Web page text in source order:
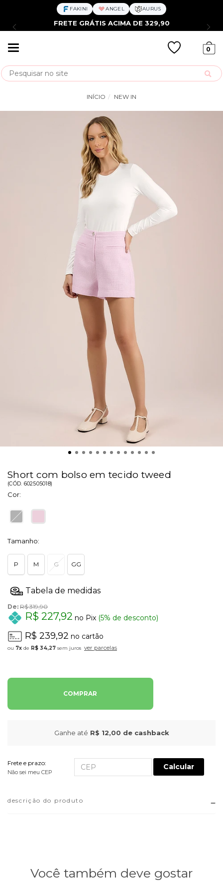
FAKINI ANGEL AURUS
FRETE GRÁTIS ACIMA DE 329,90
0
Busca
INÍCIO NEW IN
Short com bolso em tecido tweed
(CÓD. 602505018)
Cor:
Tamanho:
P M G GG
De: R$ 319,90
R$ 227,92 no Pix (5% de desconto)
R$ 239,92 no cartão
7x de R$ 34,27 sem juros ver parcelas
COMPRAR
Ganhe até R$ 12,00 de cashback
Frete e prazo:
Não sei meu CEP
Calcular
descrição do produto
Você também deve gostar